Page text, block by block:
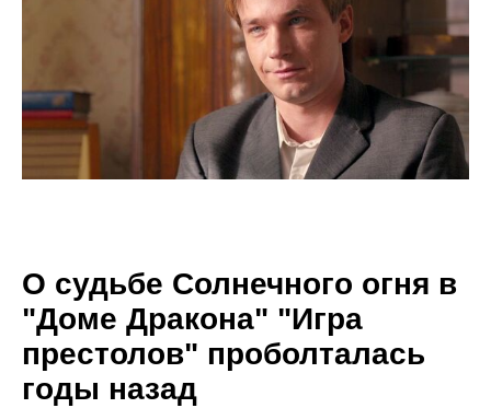
О судьбе Солнечного огня в
"Доме Дракона" "Игра
престолов" проболталась
годы назад